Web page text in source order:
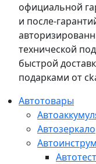
официальной
и после-
технической
быстрой
подарками от
Автотовары
Автозеркало